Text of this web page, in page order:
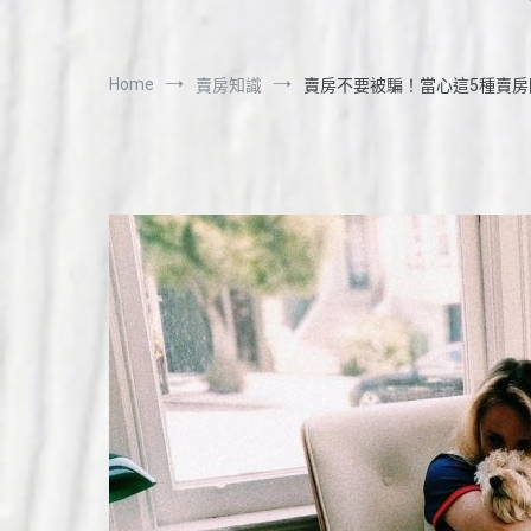
Home 賣房知識 賣房不要被騙！當心這5種賣